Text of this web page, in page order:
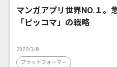
マンガアプリ世界NO.１。
「ピッコマ」の戦略
2022/3/8
プラットフォーマー